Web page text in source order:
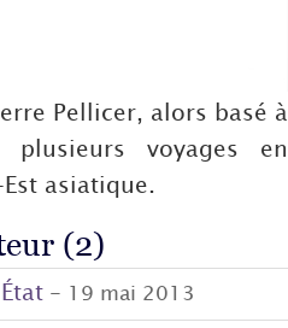
Pellicer, alors basé à
plusieurs voyages en
asiatique.
(2)
- 19 mai 2013